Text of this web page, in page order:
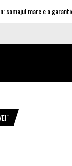
somajul mare e o